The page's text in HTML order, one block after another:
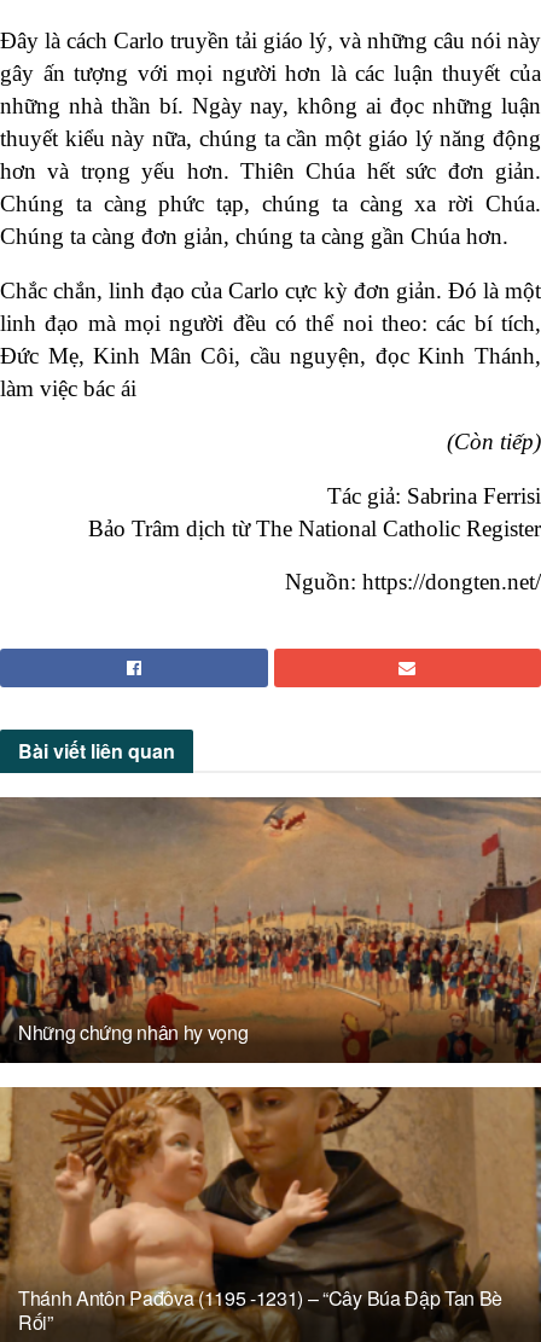
Đây là cách Carlo truyền tải giáo lý, và những câu nói này
gây ấn tượng với mọi người hơn là các luận thuyết của
những nhà thần bí. Ngày nay, không ai đọc những luận
thuyết kiểu này nữa, chúng ta cần một giáo lý năng động
hơn và trọng yếu hơn. Thiên Chúa hết sức đơn giản.
Chúng ta càng phức tạp, chúng ta càng xa rời Chúa.
Chúng ta càng đơn giản, chúng ta càng gần Chúa hơn.
Chắc chắn, linh đạo của Carlo cực kỳ đơn giản. Đó là một
linh đạo mà mọi người đều có thể noi theo: các bí tích,
Đức Mẹ, Kinh Mân Côi, cầu nguyện, đọc Kinh Thánh,
làm việc bác ái
(Còn tiếp)
Tác giả: Sabrina Ferrisi
Bảo Trâm dịch từ The National Catholic Register
Nguồn: https://dongten.net/
Bài viết liên quan
Những chứng nhân hy vọng
Thánh Antôn Pađôva (1195 -1231) – “Cây Búa Đập Tan Bè
Rối”